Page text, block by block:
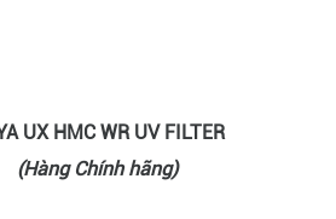
UX HMC WR UV FILTER
(Hàng Chính hãng)